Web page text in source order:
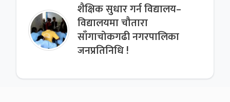
शैक्षिक सुधार गर्न विद्यालय–
विद्यालयमा चौतारा
साँगाचोकगढी नगरपालिका
जनप्रतिनिधि !